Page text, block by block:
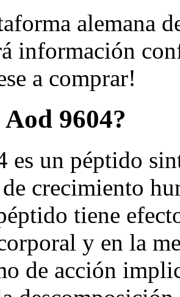
alemana
información
a comprar!
Aod 9604?
es un péptido
crecimiento
tiene
y en la
de acción